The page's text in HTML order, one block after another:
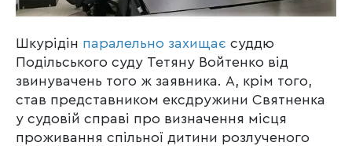
Шкурідін паралельно захищає суддю
Подільського суду Тетяну Войтенко від
звинувачень того ж заявника. А, крім того,
став представником ексдружини Святненка
у судовій справі про визначення місця
проживання спільної дитини розлученого